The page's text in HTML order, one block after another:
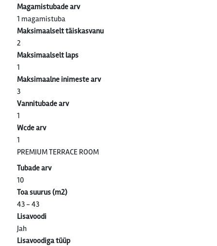
Magamistubade arv
1 magamistuba
Maksimaalselt täiskasvanu
2
Maksimaalselt laps
1
Maksimaalne inimeste arv
3
Vannitubade arv
1
Wcde arv
1
PREMIUM TERRACE ROOM
Tubade arv
10
Toa suurus (m2)
43 - 43
Lisavoodi
Jah
Lisavoodiga tüüp